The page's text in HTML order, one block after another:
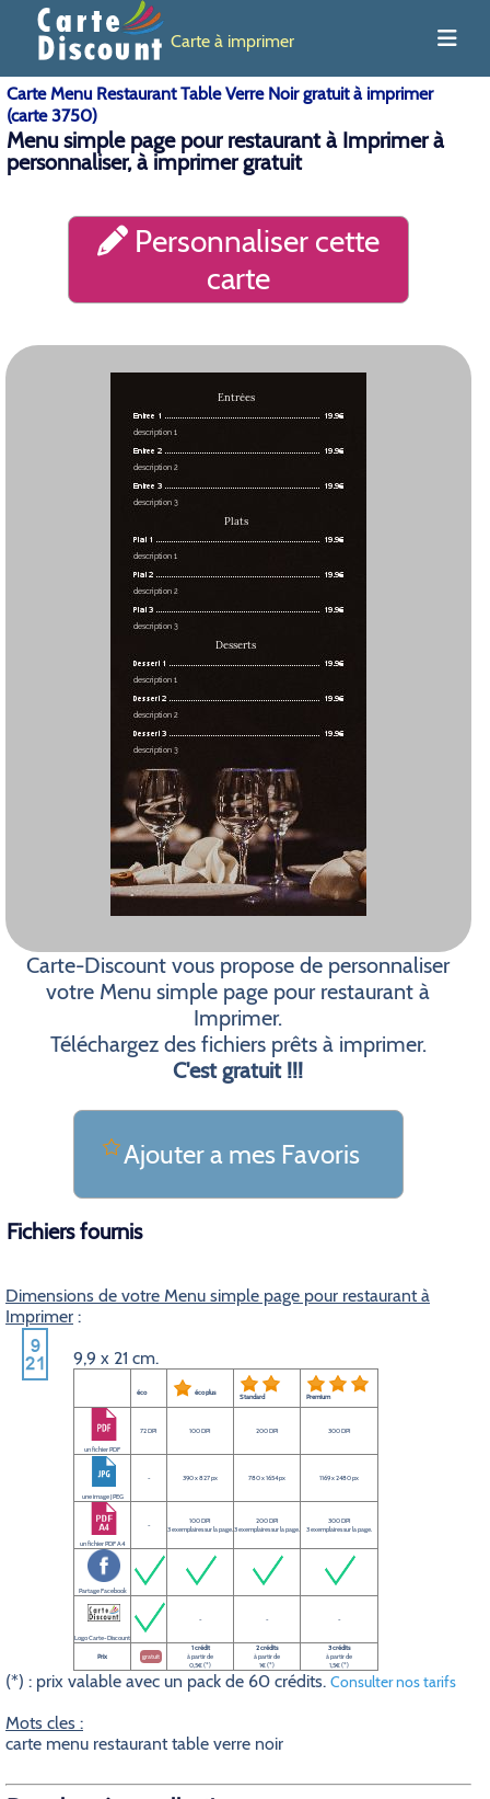
Carte à imprimer
Carte Menu Restaurant Table Verre Noir gratuit à imprimer
(carte 3750)
Menu simple page pour restaurant à Imprimer à
personnaliser, à imprimer gratuit
Personnaliser cette
carte
Carte-Discount vous propose de personnaliser
votre Menu simple page pour restaurant à
Imprimer.
Téléchargez des fichiers prêts à imprimer.
C'est gratuit !!!
Ajouter a mes Favoris
Fichiers fournis
Dimensions de votre Menu simple page pour restaurant à
Imprimer :
9,9 x 21 cm.
éco éco plus Standard Premium
un fichier PDF
72 DPI 100 DPI 200 DPI 300 DPI
une image JPEG
- 390 x 827 px 780 x 1654 px 1169 x 2480 px
un fichier PDF A4
-
100 DPI
3 exemplaires sur la page.
200 DPI
3 exemplaires sur la page.
300 DPI
3 exemplaires sur la page.
Partage Facebook
Logo Carte-Discount
- - -
Prix gratuit
1 crédit
à partir de
0,5€ (*)
2 crédits
à partir de
1€ (*)
3 crédits
à partir de
1,5€ (*)
(*) : prix valable avec un pack de 60 crédits. Consulter nos tarifs
Mots cles :
carte menu restaurant table verre noir